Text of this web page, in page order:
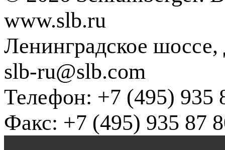
www.slb.ru
Ленинградское
slb-ru@slb.com
Телефон: +7 (495) 935
Факс: +7 (495) 935 87